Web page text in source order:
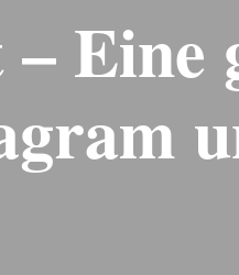
Eine